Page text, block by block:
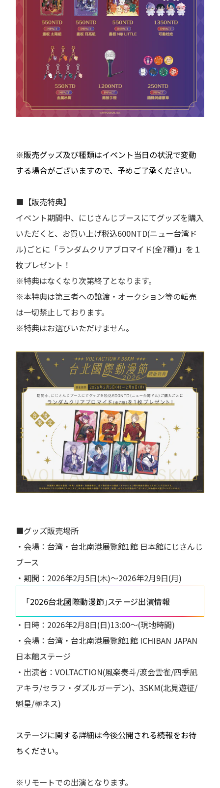
※販売グッズ及び種類はイベント当日の状況で変動
する場合がございますので、予めご了承ください。
■【販売特典】
イベント期間中、にじさんじブースにてグッズを購入
いただくと、お買い上げ税込600NTD(ニュー台湾ド
ル)ごとに「ランダムクリアブロマイド(全7種)」を１
枚プレゼント！
※特典はなくなり次第終了となります。
※本特典は第三者への譲渡・オークション等の転売
は一切禁止しております。
※特典はお選びいただけません。
■グッズ販売場所
・会場：台湾・台北南港展覧館1館 日本館にじさんじ
ブース
・期間：2026年2月5日(木)〜2026年2月9日(月)
「2026台北國際動漫節」ステージ出演情報
・日時：2026年2月8日(日)13:00〜(現地時間)
・会場：台湾・台北南港展覧館1館 ICHIBAN JAPAN
日本館ステージ
・出演者：VOLTACTION(風楽奏斗/渡会雲雀/四季凪
アキラ/セラフ・ダズルガーデン)、3SKM(北見遊征/
魁星/榊ネス)
ステージに関する詳細は今後公開される続報をお待
ちください。
※リモートでの出演となります。